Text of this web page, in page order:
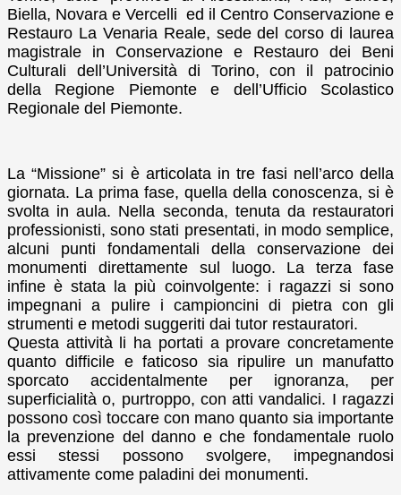
Biella, Novara e Vercelli ed il Centro Conservazione e
Restauro La Venaria Reale, sede del corso di laurea
magistrale in Conservazione e Restauro dei Beni
Culturali dell’Università di Torino, con il patrocinio
della Regione Piemonte e dell’Ufficio Scolastico
Regionale del Piemonte.
La “Missione” si è articolata in tre fasi nell’arco della
giornata. La prima fase, quella della conoscenza, si è
svolta in aula. Nella seconda, tenuta da restauratori
professionisti, sono stati presentati, in modo semplice,
alcuni punti fondamentali della conservazione dei
monumenti direttamente sul luogo. La terza fase
infine è stata la più coinvolgente: i ragazzi si sono
impegnani a pulire i campioncini di pietra con gli
strumenti e metodi suggeriti dai tutor restauratori.
Questa attività li ha portati a provare concretamente
quanto difficile e faticoso sia ripulire un manufatto
sporcato accidentalmente per ignoranza, per
superficialità o, purtroppo, con atti vandalici. I ragazzi
possono così toccare con mano quanto sia importante
la prevenzione del danno e che fondamentale ruolo
essi stessi possono svolgere, impegnandosi
attivamente come paladini dei monumenti.